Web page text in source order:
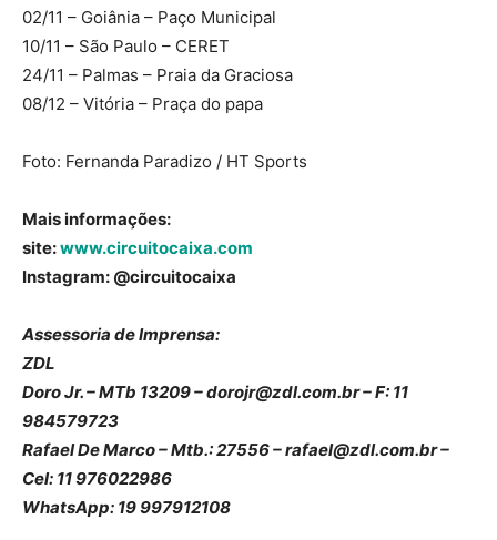
02/11 – Goiânia – Paço Municipal
10/11 – São Paulo – CERET
24/11 – Palmas – Praia da Graciosa
08/12 – Vitória – Praça do papa
Foto: Fernanda Paradizo / HT Sports
Mais informações:
site:www.circuitocaixa.com
Instagram: @circuitocaixa
Assessoria de Imprensa:
ZDL
Doro Jr. – MTb 13209 – dorojr@zdl.com.br – F: 11
984579723
Rafael De Marco – Mtb.: 27556 – rafael@zdl.com.br –
Cel: 11 976022986
WhatsApp: 19 997912108